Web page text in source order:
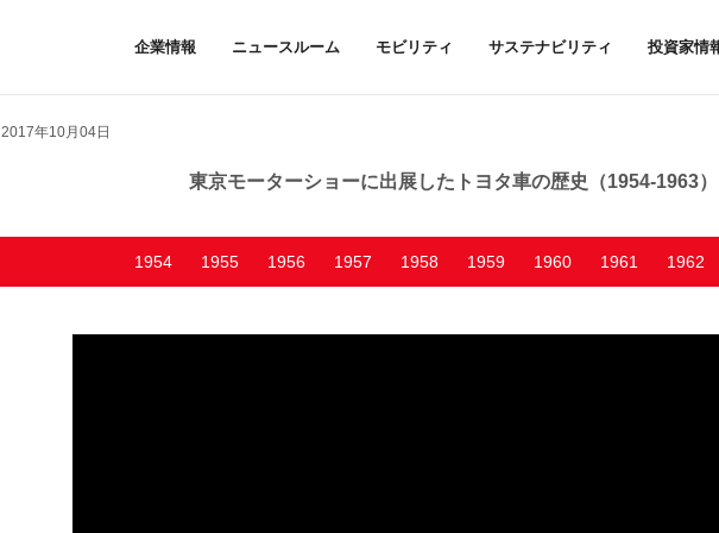
企業情報 ニュースルーム モビリティ サステナビリティ 投資家情
2017年10月04日
東京モーターショーに出展したトヨタ車の歴史（1954-1963）
1954 1955 1956 1957 1958 1959 1960 1961 1962